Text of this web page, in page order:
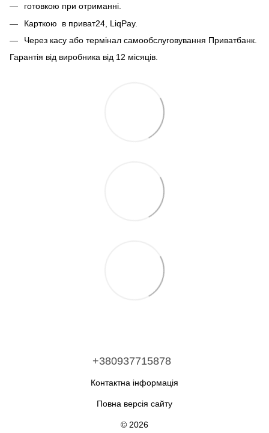
готовкою при отриманні.
Карткою в приват24, LiqPay.
Через касу або термінал самообслуговування Приватбанк.
Гарантія від виробника від 12 місяців.
+380937715878
Контактна інформація
Повна версія сайту
© 2026